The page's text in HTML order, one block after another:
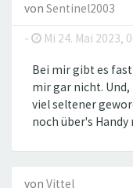
von Sentinel2003
-
Mi 24. Mai 2023,
Bei mir gibt es fast
mir gar nicht. Und,
viel seltener
noch über's Handy
von Vittel